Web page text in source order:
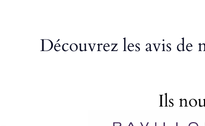
Découvrez les avis de
Ils